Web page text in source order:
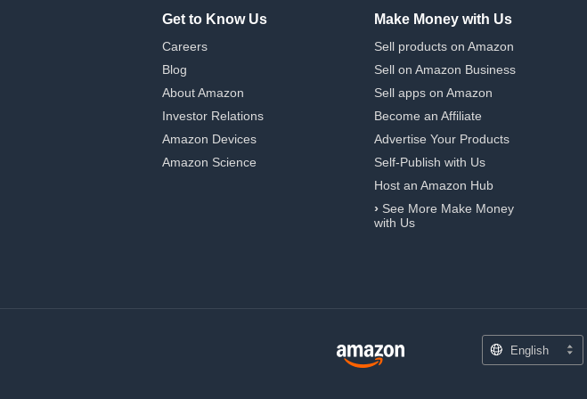
Get to Know Us
Careers
Blog
About Amazon
Investor Relations
Amazon Devices
Amazon Science
Make Money with Us
Sell products on Amazon
Sell on Amazon Business
Sell apps on Amazon
Become an Affiliate
Advertise Your Products
Self-Publish with Us
Host an Amazon Hub
› See More Make Money
with Us
English